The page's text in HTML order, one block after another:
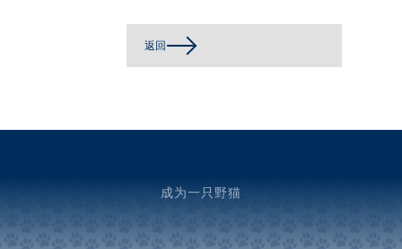
返回
成为一只野猫